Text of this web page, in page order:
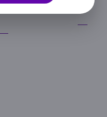
del 4% dovuto al
mensilità.